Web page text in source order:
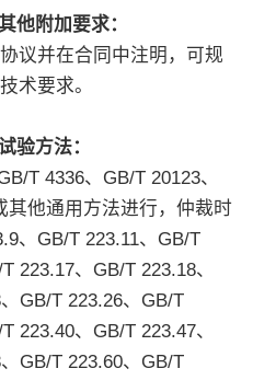
他附加要求：
议并在合同中注明，可规
术要求。
验方法：
T 4336、GB/T 20123、
其他通用方法进行，仲裁时
、GB/T 223.11、GB/T
223.17、GB/T 223.18、
GB/T 223.26、GB/T
223.40、GB/T 223.47、
GB/T 223.60、GB/T